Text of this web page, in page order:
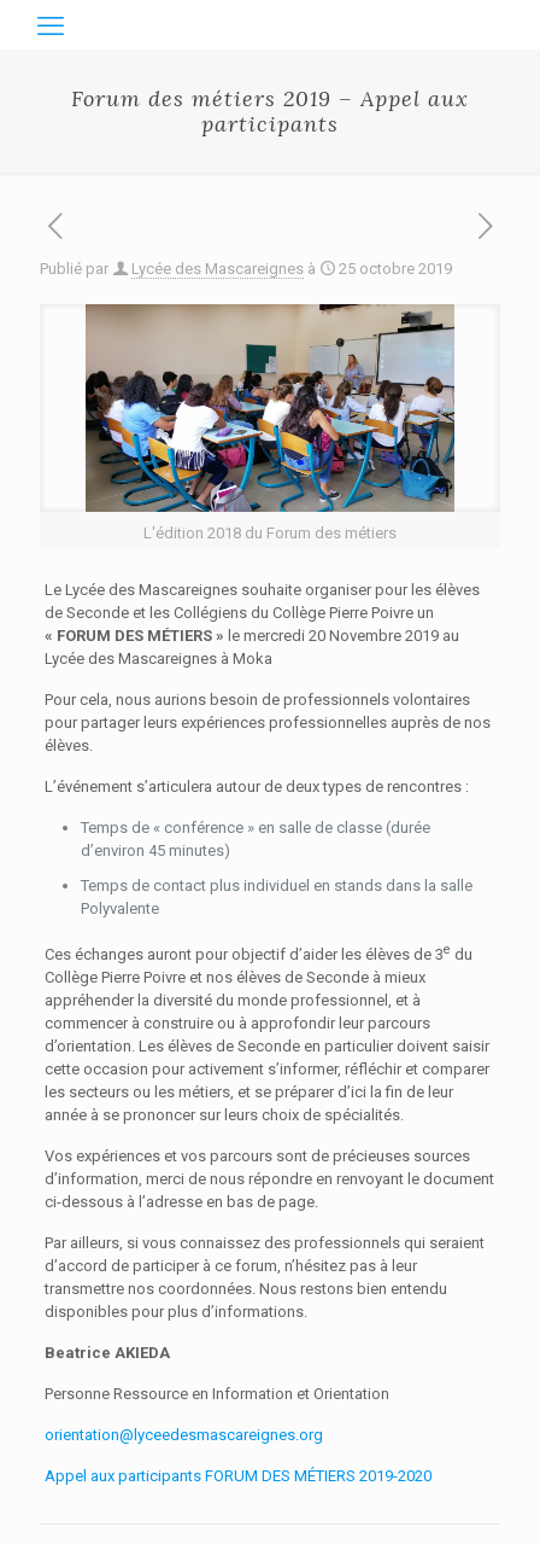
Forum des métiers 2019 – Appel aux
participants
Publié par Lycée des Mascareignes à 25 octobre 2019
L'édition 2018 du Forum des métiers
Le Lycée des Mascareignes souhaite organiser pour les élèves
de Seconde et les Collégiens du Collège Pierre Poivre un
« FORUM DES MÉTIERS » le mercredi 20 Novembre 2019 au
Lycée des Mascareignes à Moka
Pour cela, nous aurions besoin de professionnels volontaires
pour partager leurs expériences professionnelles auprès de nos
élèves.
L’événement s’articulera autour de deux types de rencontres :
Temps de « conférence » en salle de classe (durée
d’environ 45 minutes)
Temps de contact plus individuel en stands dans la salle
Polyvalente
Ces échanges auront pour objectif d’aider les élèves de 3e du
Collège Pierre Poivre et nos élèves de Seconde à mieux
appréhender la diversité du monde professionnel, et à
commencer à construire ou à approfondir leur parcours
d’orientation. Les élèves de Seconde en particulier doivent saisir
cette occasion pour activement s’informer, réfléchir et comparer
les secteurs ou les métiers, et se préparer d’ici la fin de leur
année à se prononcer sur leurs choix de spécialités.
Vos expériences et vos parcours sont de précieuses sources
d’information, merci de nous répondre en renvoyant le document
ci-dessous à l’adresse en bas de page.
Par ailleurs, si vous connaissez des professionnels qui seraient
d’accord de participer à ce forum, n’hésitez pas à leur
transmettre nos coordonnées. Nous restons bien entendu
disponibles pour plus d’informations.
Beatrice AKIEDA
Personne Ressource en Information et Orientation
orientation@lyceedesmascareignes.org
Appel aux participants FORUM DES MÉTIERS 2019-2020